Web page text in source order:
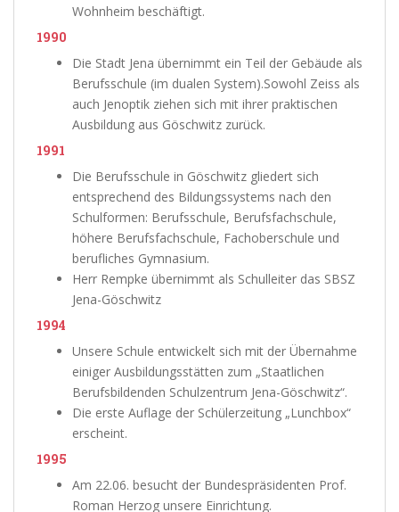
Wohnheim beschäftigt.
1990
Die Stadt Jena übernimmt ein Teil der Gebäude als
Berufsschule (im dualen System).Sowohl Zeiss als
auch Jenoptik ziehen sich mit ihrer praktischen
Ausbildung aus Göschwitz zurück.
1991
Die Berufsschule in Göschwitz gliedert sich
entsprechend des Bildungssystems nach den
Schulformen: Berufsschule, Berufsfachschule,
höhere Berufsfachschule, Fachoberschule und
berufliches Gymnasium.
Herr Rempke übernimmt als Schulleiter das SBSZ
Jena-Göschwitz
1994
Unsere Schule entwickelt sich mit der Übernahme
einiger Ausbildungsstätten zum „Staatlichen
Berufsbildenden Schulzentrum Jena-Göschwitz“.
Die erste Auflage der Schülerzeitung „Lunchbox“
erscheint.
1995
Am 22.06. besucht der Bundespräsidenten Prof.
Roman Herzog unsere Einrichtung.